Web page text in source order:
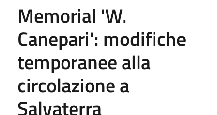
Memorial 'W.
Canepari': modifiche
temporanee alla
circolazione a
Salvaterra